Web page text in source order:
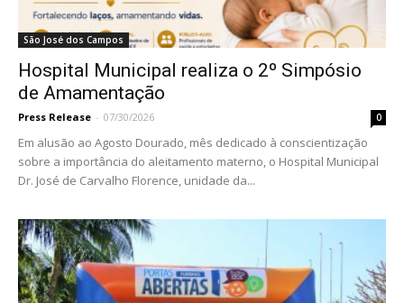
São José dos Campos
Hospital Municipal realiza o 2º Simpósio
de Amamentação
Press Release - 07/30/2026 0
Em alusão ao Agosto Dourado, mês dedicado à conscientização
sobre a importância do aleitamento materno, o Hospital Municipal
Dr. José de Carvalho Florence, unidade da...